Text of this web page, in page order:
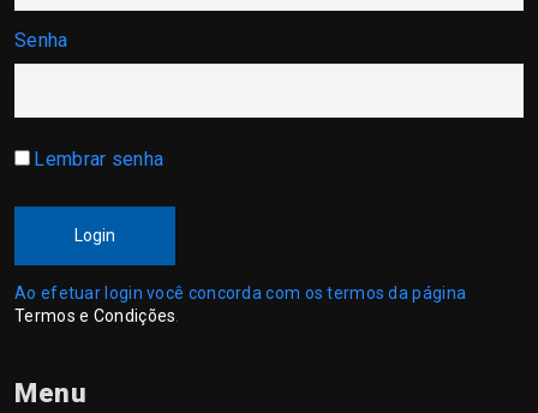
Senha
Lembrar senha
Login
Ao efetuar login você concorda com os termos da página
Termos e Condições
Menu